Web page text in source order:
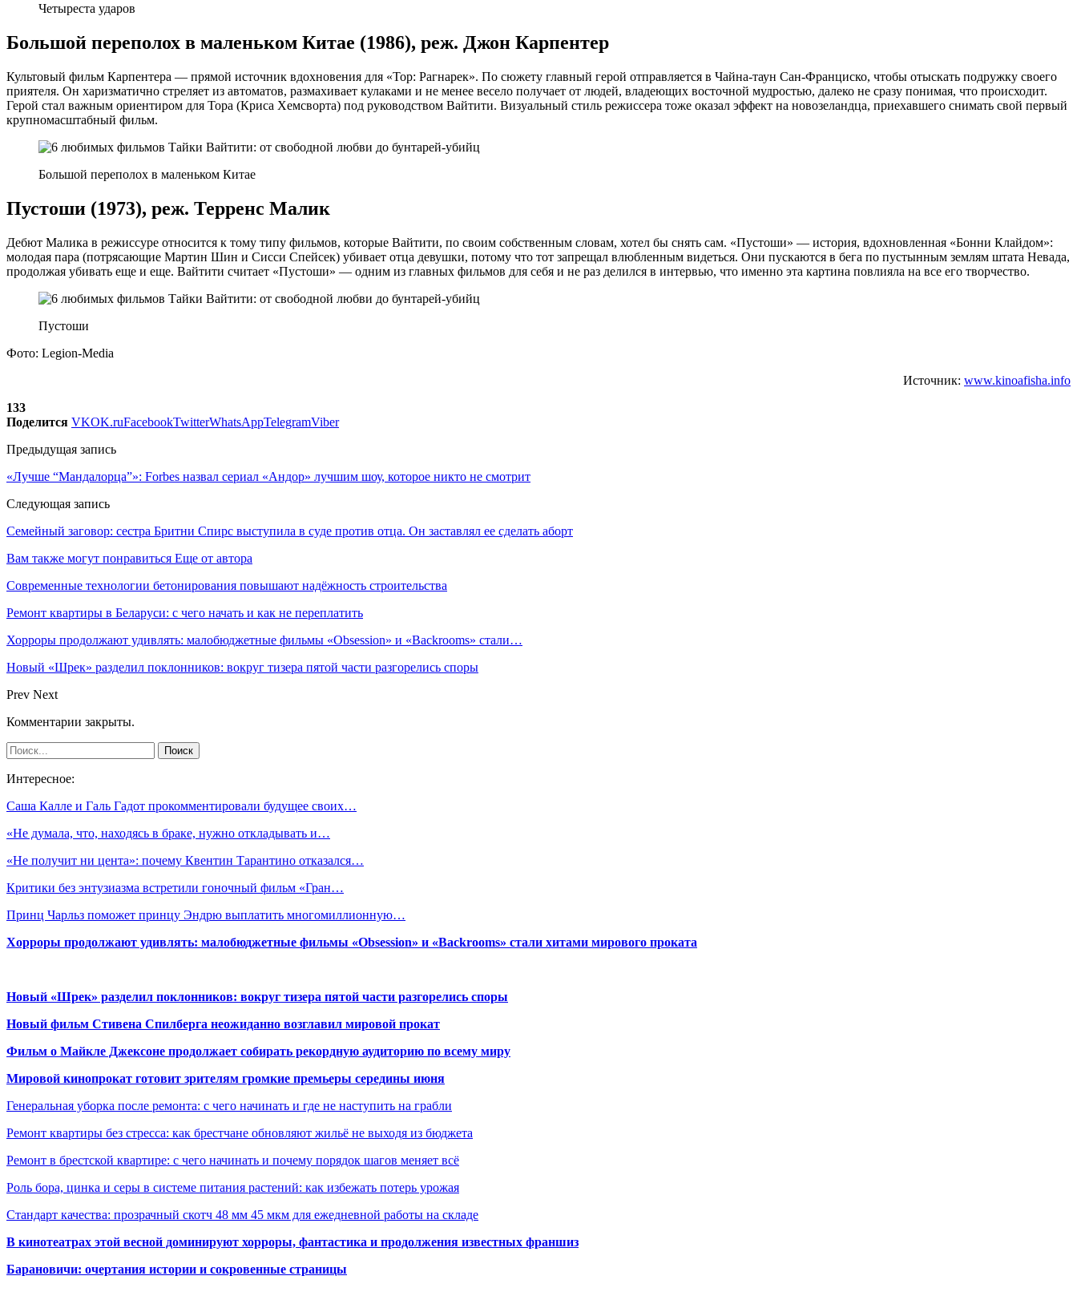
Четыреста ударов
Большой переполох в маленьком Китае (1986), реж. Джон Карпентер
Культовый фильм Карпентера — прямой источник вдохновения для «Тор: Рагнарек». По сюжету главный герой отправляется в Чайна-таун Сан-Франциско, чтобы отыскать подружку своего
приятеля. Он харизматично стреляет из автоматов, размахивает кулаками и не менее весело получает от людей, владеющих восточной мудростью, далеко не сразу понимая, что происходит.
Герой стал важным ориентиром для Тора (Криса Хемсворта) под руководством Вайтити. Визуальный стиль режиссера тоже оказал эффект на новозеландца, приехавшего снимать свой первый
крупномасштабный фильм.
Большой переполох в маленьком Китае
Пустоши (1973), реж. Терренс Малик
Дебют Малика в режиссуре относится к тому типу фильмов, которые Вайтити, по своим собственным словам, хотел бы снять сам. «Пустоши» — история, вдохновленная «Бонни Клайдом»:
молодая пара (потрясающие Мартин Шин и Сисси Спейсек) убивает отца девушки, потому что тот запрещал влюбленным видеться. Они пускаются в бега по пустынным землям штата Невада,
продолжая убивать еще и еще. Вайтити считает «Пустоши» — одним из главных фильмов для себя и не раз делился в интервью, что именно эта картина повлияла на все его творчество.
Пустоши
Фото: Legion-Media
Источник: www.kinoafisha.info
133
Поделится VKOK.ruFacebookTwitterWhatsAppTelegramViber
Предыдущая запись
«Лучше “Мандалорца”»: Forbes назвал сериал «Андор» лучшим шоу, которое никто не смотрит
Следующая запись
Семейный заговор: сестра Бритни Спирс выступила в суде против отца. Он заставлял ее сделать аборт
Вам также могут понравиться Еще от автора
Современные технологии бетонирования повышают надёжность строительства
Ремонт квартиры в Беларуси: с чего начать и как не переплатить
Хорроры продолжают удивлять: малобюджетные фильмы «Obsession» и «Backrooms» стали…
Новый «Шрек» разделил поклонников: вокруг тизера пятой части разгорелись споры
Prev Next
Комментарии закрыты.
Интересное:
Саша Калле и Галь Гадот прокомментировали будущее своих…
«Не думала, что, находясь в браке, нужно откладывать и…
«Не получит ни цента»: почему Квентин Тарантино отказался…
Критики без энтузиазма встретили гоночный фильм «Гран…
Принц Чарльз поможет принцу Эндрю выплатить многомиллионную…
Хорроры продолжают удивлять: малобюджетные фильмы «Obsession» и «Backrooms» стали хитами мирового проката
Новый «Шрек» разделил поклонников: вокруг тизера пятой части разгорелись споры
Новый фильм Стивена Спилберга неожиданно возглавил мировой прокат
Фильм о Майкле Джексоне продолжает собирать рекордную аудиторию по всему миру
Мировой кинопрокат готовит зрителям громкие премьеры середины июня
Генеральная уборка после ремонта: с чего начинать и где не наступить на грабли
Ремонт квартиры без стресса: как брестчане обновляют жильё не выходя из бюджета
Ремонт в брестской квартире: с чего начинать и почему порядок шагов меняет всё
Роль бора, цинка и серы в системе питания растений: как избежать потерь урожая
Стандарт качества: прозрачный скотч 48 мм 45 мкм для ежедневной работы на складе
В кинотеатрах этой весной доминируют хорроры, фантастика и продолжения известных франшиз
Барановичи: очертания истории и сокровенные страницы